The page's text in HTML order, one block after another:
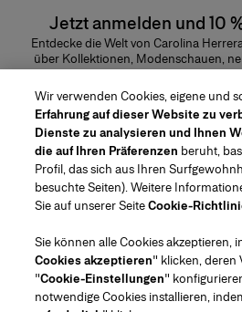
Jetzt anmelden und 10
Entdecke die Welt von Carolina
über Kollektionen, Modenschauen,
und vieles
E-Mail-Adresse
Kundenservice
Geschäft finden
Über uns
Wir verwenden Cookies, eigene und
Erfahrung auf dieser Website zu
Dienste zu analysieren und Ihnen
die auf Ihren Präferenzen beruht,
Profil, das sich aus Ihren
besuchte Seiten). Weitere
Sie auf unserer SeiteCookie-
Sie können alle Cookies akzeptieren,
Cookies akzeptieren" klicken, deren
"Cookie-Einstellungen"
notwendige Cookies installieren,